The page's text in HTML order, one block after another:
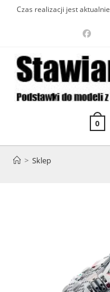
Czas realizacji jest aktualnie
0
> Sklep